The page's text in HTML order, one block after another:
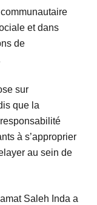
et dans
de
sur
que la
à s’approprier
au sein de
Saleh Inda a